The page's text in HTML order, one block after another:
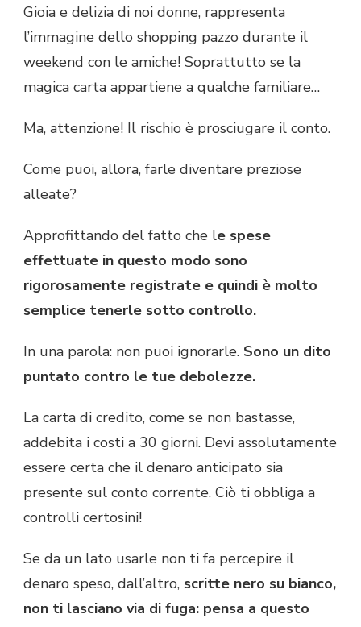
Gioia e delizia di noi donne, rappresenta
l’immagine dello shopping pazzo durante il
weekend con le amiche! Soprattutto se la
magica carta appartiene a qualche familiare…
Ma, attenzione! Il rischio è prosciugare il conto.
Come puoi, allora, farle diventare preziose
alleate?
Approfittando del fatto che le spese
effettuate in questo modo sono
rigorosamente registrate e quindi è molto
semplice tenerle sotto controllo.
In una parola: non puoi ignorarle. Sono un dito
puntato contro le tue debolezze.
La carta di credito, come se non bastasse,
addebita i costi a 30 giorni. Devi assolutamente
essere certa che il denaro anticipato sia
presente sul conto corrente. Ciò ti obbliga a
controlli certosini!
Se da un lato usarle non ti fa percepire il
denaro speso, dall’altro, scritte nero su bianco,
non ti lasciano via di fuga: pensa a questo